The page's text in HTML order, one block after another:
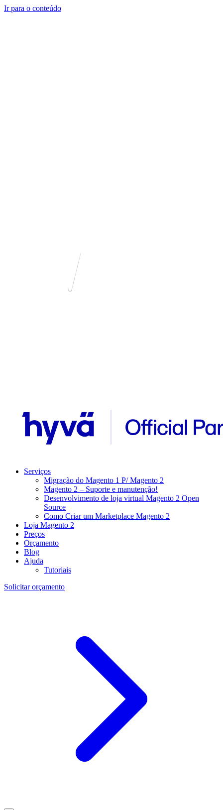
Ir para o conteúdo
Serviços
Migração do Magento 1 P/ Magento 2
Magento 2 – Suporte e manutenção!
Desenvolvimento de loja virtual Magento 2 Open
Source
Como Criar um Marketplace Magento 2
Loja Magento 2
Preços
Orçamento
Blog
Ajuda
Tutoriais
Solicitar orçamento